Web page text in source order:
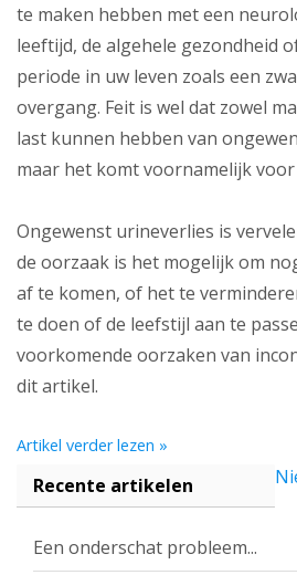
te maken hebben met een
leeftijd, de algehele gezondheid
periode in uw leven zoals een
overgang. Feit is wel dat zowel
last kunnen hebben van
maar het komt voornamelijk
Ongewenst urineverlies is
de oorzaak is het mogelijk om
af te komen, of het te
te doen of de leefstijl aan te
voorkomende oorzaken van
dit artikel.
Artikel verder lezen »
Recente artikelen
Een onderschat probleem...